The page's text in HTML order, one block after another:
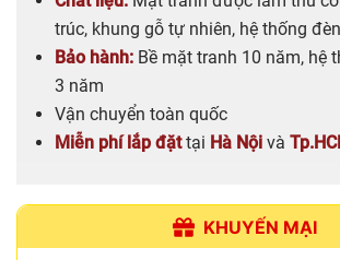
trúc, khung gỗ tự nhiên, hệ thống
Bảo hành:Bề mặt tranh 10 năm, hệ
3 năm
Vận chuyển toàn quốc
Miễn phí lắp đặttại Hà Nộivà
KHUYẾN MẠI